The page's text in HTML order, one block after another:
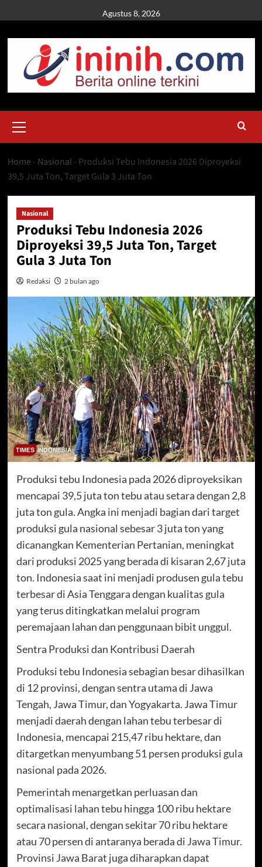
to
content
Agustus 8, 2026
Menu
Home - Nasional - Produksi Tebu Indonesia 2026 Diproyeksi
39,5 Juta Ton, Target Gula 3 Juta Ton
Nasional
Produksi Tebu Indonesia 2026
Diproyeksi 39,5 Juta Ton, Target
Gula 3 Juta Ton
Redaksi 2 bulan ago
Produksi tebu Indonesia pada 2026 diproyeksikan
mencapai 39,5 juta ton tebu atau setara dengan 2,8
juta ton gula. Angka ini menjadi bagian dari target
produksi gula nasional sebesar 3 juta ton yang
dicanangkan Kementerian Pertanian, meningkat
dari produksi 2025 yang berada di kisaran 2,67 juta
ton. Indonesia saat ini menjadi produsen gula tebu
terbesar di Asia Tenggara dengan kualitas gula
yang terus ditingkatkan melalui program
peremajaan lahan dan penggunaan bibit unggul.
Sentra Produksi dan Kontribusi Daerah
Produksi tebu Indonesia sebagian besar dihasilkan
di 12 provinsi, dengan sentra utama di Jawa
Tengah, Jawa Timur, dan Yogyakarta. Jawa Timur
menjadi daerah dengan lahan tebu terbesar di
Indonesia, mencapai 215,47 ribu hektare, dan
ditargetkan menyumbang 51 persen produksi gula
nasional pada 2026.
Pemerintah menargetkan perluasan dan
optimalisasi lahan tebu hingga 100 ribu hektare
secara nasional, dengan sekitar 70 ribu hektare
atau 70 persen di antaranya berada di Jawa Timur.
Provinsi Jawa Barat juga diharapkan dapat